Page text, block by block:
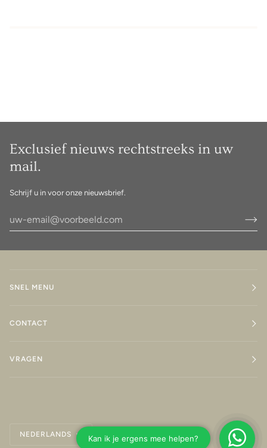
Exclusief nieuws rechtstreeks in uw
mail.
Schrijf u in voor onze nieuwsbrief.
SNEL MENU
CONTACT
VRAGEN
Taal
NEDERLANDS